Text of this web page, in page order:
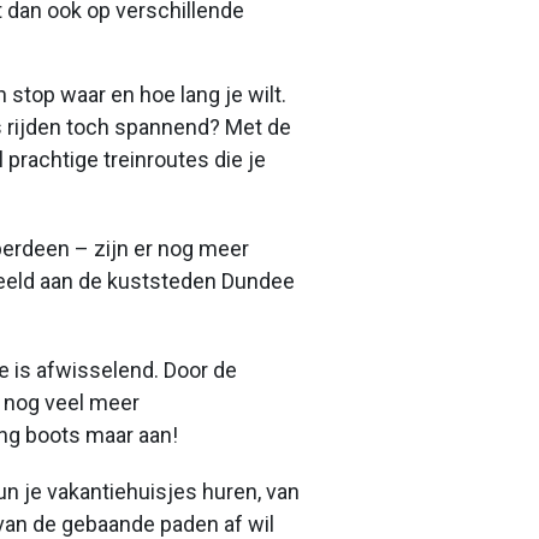
ook op verschillende
stop waar en hoe lang je wilt.
rijden toch spannend? Met de
prachtige treinroutes die je
– zijn er nog meer
aan de kuststeden Dundee
is afwisselend. Door de
veel meer
boots maar aan!
je vakantiehuisjes huren, van
de gebaande paden af wil